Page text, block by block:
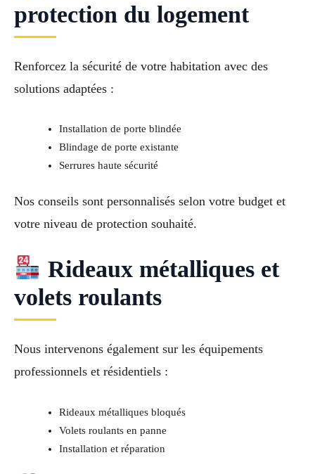
protection du logement
Renforcez la sécurité de votre habitation avec des
solutions adaptées :
Installation de porte blindée
Blindage de porte existante
Serrures haute sécurité
Nos conseils sont personnalisés selon votre budget et
votre niveau de protection souhaité.
Rideaux métalliques et
volets roulants
Nous intervenons également sur les équipements
professionnels et résidentiels :
Rideaux métalliques bloqués
Volets roulants en panne
Installation et réparation